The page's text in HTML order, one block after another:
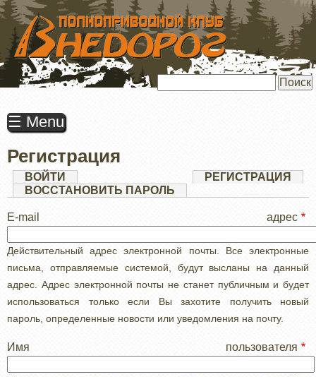
ПЕРЕЙТИ
ОСНОВНОМУ
СОДЕРЖАНИЮ
☰ Menu
Регистрация
Главные
вкладки
ВОЙТИ РЕГИСТРАЦИЯ
ВОССТАНОВИТЬ ПАРОЛЬ
E-mail адрес
Действительный адрес электронной почты. Все электронные
письма, отправляемые системой, будут высланы на данный
адрес. Адрес электронной почты не станет публичным и будет
использоваться только если Вы захотите получить новый
пароль, определенные новости или уведомления на почту.
Имя пользователя